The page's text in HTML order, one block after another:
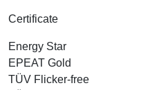
Certificate
Energy Star
EPEAT Gold
TÜV Flicker-free